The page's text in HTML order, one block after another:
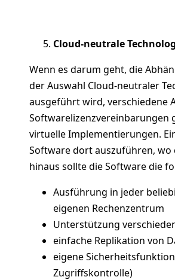
Cloud-neutrale
Wenn es darum geht, die
der Auswahl Cloud-neutraler
ausgeführt wird, verschiedene
Softwarelizenzvereinbarungen
virtuelle Implementierungen.
Software dort auszuführen, wo
hinaus sollte die Software die
Ausführung in jeder
eigenen Rechenzentrum
Unterstützung
einfache Replikation von
eigene
Zugriffskontrolle)